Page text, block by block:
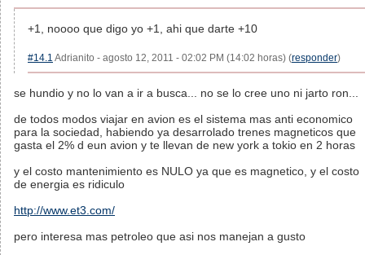
+1, noooo que digo yo +1, ahi que darte +10
#14.1 Adrianito - agosto 12, 2011 - 02:02 PM (14:02 horas) (responder)
se hundio y no lo van a ir a busca... no se lo cree uno ni jarto ron...
de todos modos viajar en avion es el sistema mas anti economico
para la sociedad, habiendo ya desarrolado trenes magneticos que
gasta el 2% d eun avion y te llevan de new york a tokio en 2 horas
y el costo mantenimiento es NULO ya que es magnetico, y el costo
de energia es ridiculo
http://www.et3.com/
pero interesa mas petroleo que asi nos manejan a gusto